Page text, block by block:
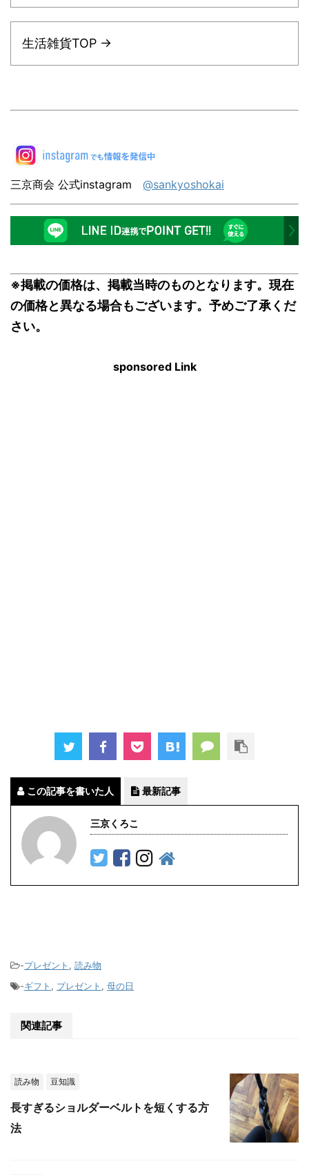
生活雑貨TOP →
三京商会 公式instagram @sankyoshokai
※掲載の価格は、掲載当時のものとなります。現在
の価格と異なる場合もございます。予めご了承くだ
さい。
sponsored Link
この記事を書いた人 最新記事
三京くろこ
-プレゼント , 読み物
-ギフト , プレゼント , 母の日
関連記事
読み物 豆知識
長すぎるショルダーベルトを短くする方
法